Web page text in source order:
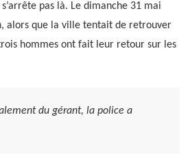
pas là. Le dimanche 31 mai
alors que la ville tentait de retrouver
hommes ont fait leur retour sur les
du gérant, la police a